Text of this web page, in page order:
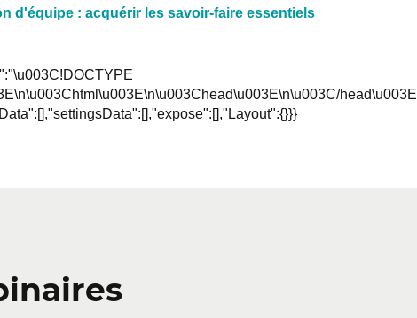
d'équipe : acquérir les savoir-faire essentiels